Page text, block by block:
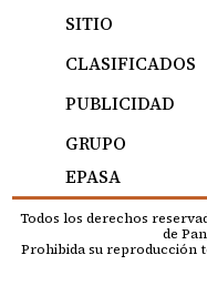
SITIO
CLASIFICADOS
PUBLICIDAD
GRUPO
EPASA
Todos los derechos
de
Prohibida su reproducción